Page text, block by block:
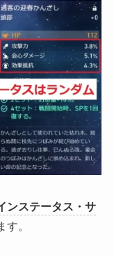
ンステータス・サ
す。